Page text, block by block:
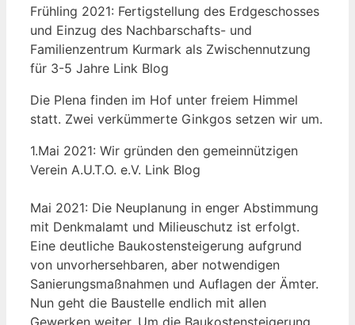
Frühling 2021: Fertigstellung des Erdgeschosses
und Einzug des Nachbarschafts- und
Familienzentrum Kurmark als Zwischennutzung
für 3-5 Jahre Link Blog
Die Plena finden im Hof unter freiem Himmel
statt. Zwei verkümmerte Ginkgos setzen wir um.
1.Mai 2021: Wir gründen den gemeinnützigen
Verein A.U.T.O. e.V. Link Blog
Mai 2021: Die Neuplanung in enger Abstimmung
mit Denkmalamt und Milieuschutz ist erfolgt.
Eine deutliche Baukostensteigerung aufgrund
von unvorhersehbaren, aber notwendigen
Sanierungsmaßnahmen und Auflagen der Ämter.
Nun geht die Baustelle endlich mit allen
Gewerken weiter. Um die Baukostensteigerung